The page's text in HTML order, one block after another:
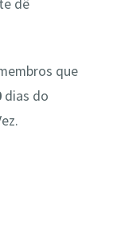
dê
que
dias do